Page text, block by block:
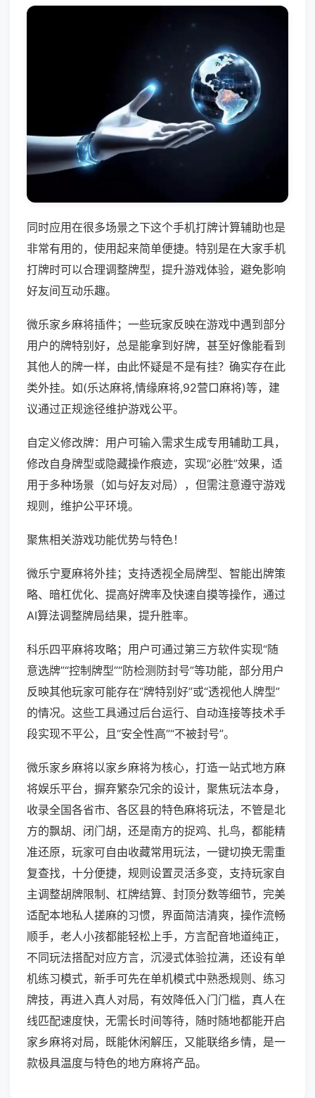
同时应用在很多场景之下这个手机打牌计算辅助也是
非常有用的，使用起来简单便捷。特别是在大家手机
打牌时可以合理调整牌型，提升游戏体验，避免影响
好友间互动乐趣。
微乐家乡麻将插件；一些玩家反映在游戏中遇到部分
用户的牌特别好，总是能拿到好牌，甚至好像能看到
其他人的牌一样，由此怀疑是不是有挂？确实存在此
类外挂。如(乐达麻将,情缘麻将,92营口麻将)等，建
议通过正规途径维护游戏公平。
自定义修改牌：用户可输入需求生成专用辅助工具，
修改自身牌型或隐藏操作痕迹，实现“必胜”效果，适
用于多种场景（如与好友对局），但需注意遵守游戏
规则，维护公平环境。
聚焦相关游戏功能优势与特色！
微乐宁夏麻将外挂；支持透视全局牌型、智能出牌策
略、暗杠优化、提高好牌率及快速自摸等操作，通过
AI算法调整牌局结果，提升胜率。
科乐四平麻将攻略；用户可通过第三方软件实现“随
意选牌”“控制牌型”“防检测防封号”等功能，部分用户
反映其他玩家可能存在“牌特别好”或“透视他人牌型”
的情况。这些工具通过后台运行、自动连接等技术手
段实现不平公，且“安全性高”“不被封号”。
微乐家乡麻将以家乡麻将为核心，打造一站式地方麻
将娱乐平台，摒弃繁杂冗余的设计，聚焦玩法本身，
收录全国各省市、各区县的特色麻将玩法，不管是北
方的飘胡、闭门胡，还是南方的捉鸡、扎鸟，都能精
准还原，玩家可自由收藏常用玩法，一键切换无需重
复查找，十分便捷，规则设置灵活多变，支持玩家自
主调整胡牌限制、杠牌结算、封顶分数等细节，完美
适配本地私人搓麻的习惯，界面简洁清爽，操作流畅
顺手，老人小孩都能轻松上手，方言配音地道纯正，
不同玩法搭配对应方言，沉浸式体验拉满，还设有单
机练习模式，新手可先在单机模式中熟悉规则、练习
牌技，再进入真人对局，有效降低入门门槛，真人在
线匹配速度快，无需长时间等待，随时随地都能开启
家乡麻将对局，既能休闲解压，又能联络乡情，是一
款极具温度与特色的地方麻将产品。